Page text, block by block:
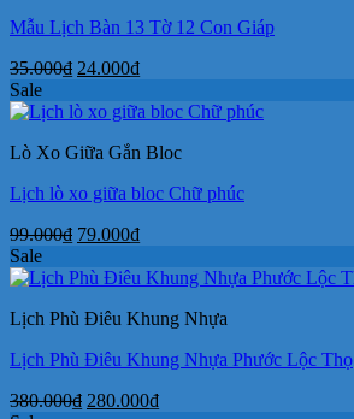
Mẫu Lịch Bàn 13 Tờ 12 Con Giáp
35.000₫ Giá
là:
24.000₫Giá
tại
24.000₫.
Sale
Lò Xo Giữa Gắn Bloc
Lịch lò xo giữa bloc Chữ phúc
99.000₫ Giá
là:
79.000₫Giá
tại
79.000₫.
Sale
Lịch Phù Điêu Khung Nhựa
Lịch Phù Điêu Khung Nhựa Phước Lộc Thọ
380.000₫ Giá
280.000₫Giá